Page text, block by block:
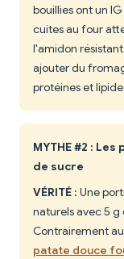
bouillies ont un
cuites au four
l'amidon
ajouter du
protéines et
MYTHE #2 :
de sucre
VÉRITÉ : Une
naturels avec 5 g
Contrairement
patate douce